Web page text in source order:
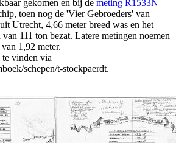
gekomen en bij de meting R1533N
toen nog de 'Vier Gebroeders' van
Utrecht, 4,66 meter breed was en het
111 ton bezat. Latere metingen noemen
1,92 meter.
vinden via
schepen/t-stockpaerdt.